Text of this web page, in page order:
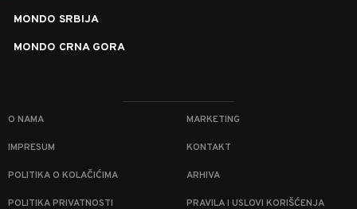
MONDO SRBIJA
MONDO CRNA GORA
O NAMA MARKETING
IMPRESUM KONTAKT
POLITIKA O KOLAČIĆIMA ARHIVA
POLITIKA PRIVATNOSTI PRAVILA I USLOVI KORIŠĆENJA